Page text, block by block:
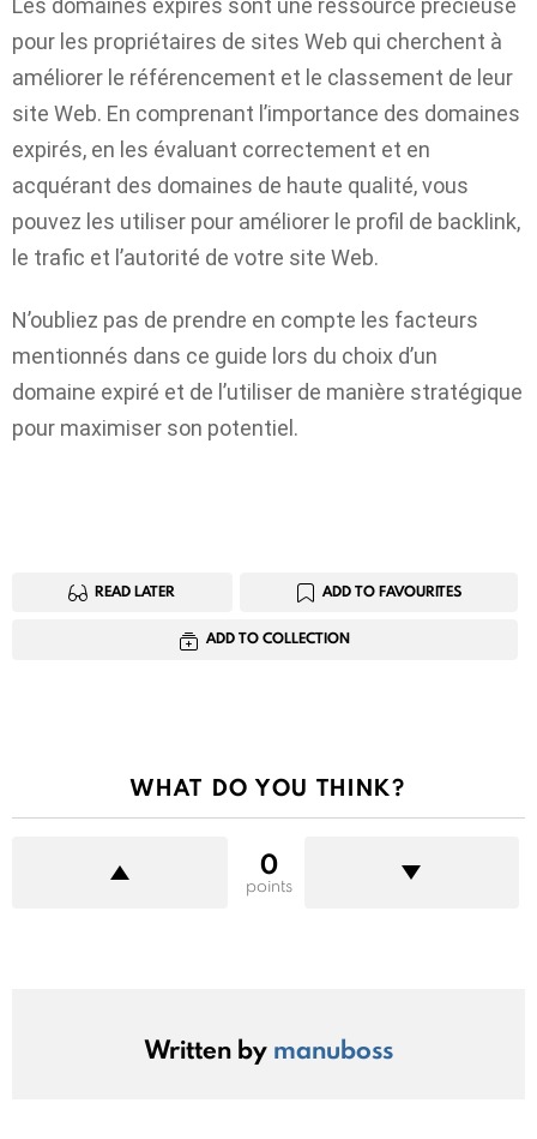
pour les propriétaires de sites Web qui cherchent à
améliorer le référencement et le classement de leur
site Web. En comprenant l’importance des domaines
expirés, en les évaluant correctement et en
acquérant des domaines de haute qualité, vous
pouvez les utiliser pour améliorer le profil de backlink,
le trafic et l’autorité de votre site Web.
N’oubliez pas de prendre en compte les facteurs
mentionnés dans ce guide lors du choix d’un
domaine expiré et de l’utiliser de manière stratégique
pour maximiser son potentiel.
READ LATER ADD TO FAVOURITES
ADD TO COLLECTION
WHAT DO YOU THINK?
0
points
Written by manuboss